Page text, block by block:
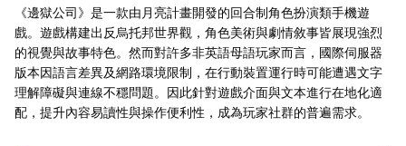
《邊獄公司》是一款由月亮計畫開發的回合制角色扮演類手機遊
戲。遊戲構建出反烏托邦世界觀，角色美術與劇情敘事皆展現強烈
的視覺與故事特色。然而對許多非英語母語玩家而言，國際伺服器
版本因語言差異及網路環境限制，在行動裝置運行時可能遭遇文字
理解障礙與連線不穩問題。因此針對遊戲介面與文本進行在地化適
配，提升內容易讀性與操作便利性，成為玩家社群的普遍需求。